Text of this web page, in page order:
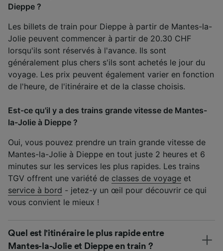
Dieppe ?
Les billets de train pour Dieppe à partir de Mantes-la-
Jolie peuvent commencer à partir de 20.30 CHF
lorsqu'ils sont réservés à l'avance. Ils sont
généralement plus chers s'ils sont achetés le jour du
voyage. Les prix peuvent également varier en fonction
de l'heure, de l'itinéraire et de la classe choisis.
Est-ce qu'il y a des trains grande vitesse de Mantes-
la-Jolie à Dieppe ?
Oui, vous pouvez prendre un train grande vitesse de
Mantes-la-Jolie à Dieppe en tout juste 2 heures et 6
minutes sur les services les plus rapides. Les trains
TGV offrent une variété de classes de voyage et
service à bord - jetez-y un œil pour découvrir ce qui
vous convient le mieux !
Quel est l'itinéraire le plus rapide entre
Mantes-la-Jolie et Dieppe en train ?